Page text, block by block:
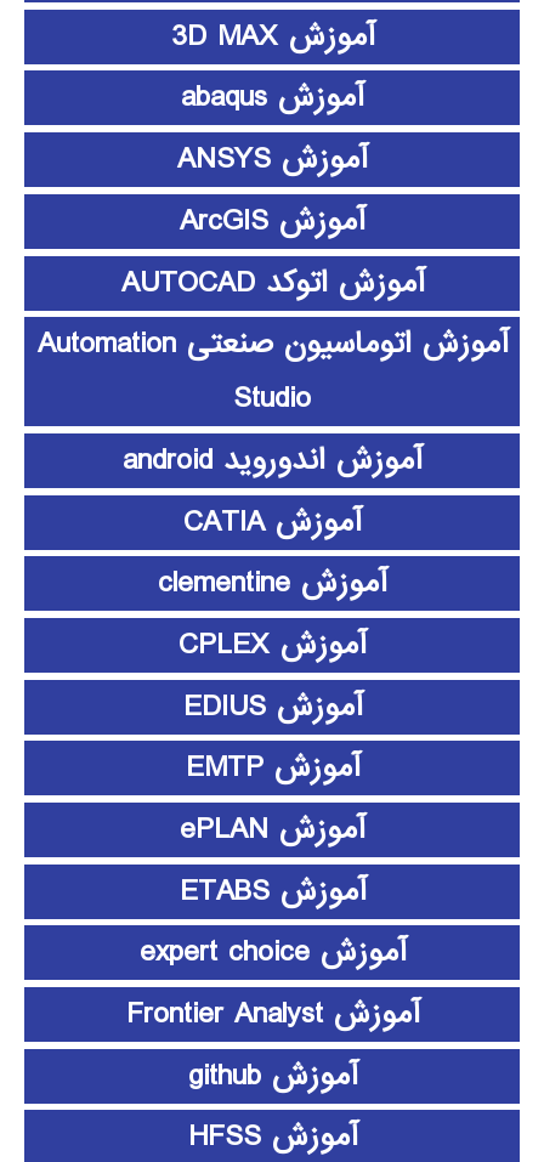
آموزش 3D MAX
آموزش abaqus
آموزش ANSYS
آموزش ArcGIS
آموزش اتوکد AUTOCAD
آموزش اتوماسیون صنعتی Automation
Studio
آموزش اندوروید android
آموزش CATIA
آموزش clementine
آموزش CPLEX
آموزش EDIUS
آموزش EMTP
آموزش ePLAN
آموزش ETABS
آموزش expert choice
آموزش Frontier Analyst
آموزش github
آموزش HFSS